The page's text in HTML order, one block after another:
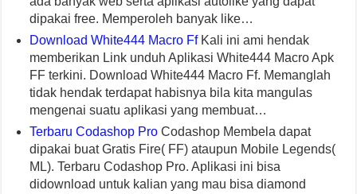
dipakai free. Memperoleh banyak like…
Download White444 Macro FfKali ini ami hendak
memberikan Link unduh Aplikasi White444 Macro Apk
FF terkini. Download White444 Macro Ff. Memanglah
tidak hendak terdapat habisnya bila kita mangulas
mengenai suatu aplikasi yang membuat…
Terbaru Codashop Pro Codashop Membela dapat
dipakai buat Gratis Fire( FF) ataupun Mobile Legends(
ML). Terbaru Codashop Pro. Aplikasi ini bisa
didownload untuk kalian yang mau bisa diamond